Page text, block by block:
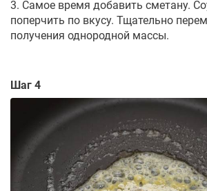
3. Самое время добавить сметану.
поперчить по вкусу. Тщательно
получения однородной массы.
Шаг 4